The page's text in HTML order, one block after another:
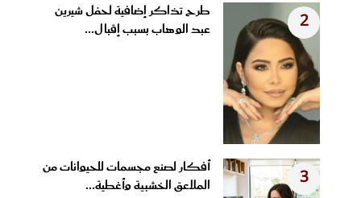
2
طرح تذاكر إضافية لحفل شيرين
عبد الوهاب بسبب إقبال...
3
أفكار لصنع مجسمات للحيوانات من
الملاعق الخشبية وأغطية...